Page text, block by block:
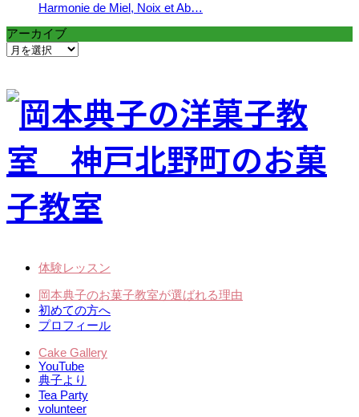
Harmonie de Miel, Noix et Ab…
アーカイブ
ア
イ
体験レッスン
岡本典子のお菓子教室が選ばれる理由
初めての方へ
プロフィール
Cake Gallery
YouTube
典子より
Tea Party
volunteer